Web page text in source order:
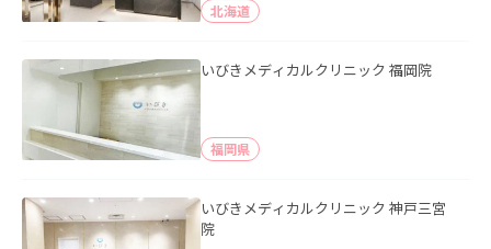
北海道
いびきメディカルクリニック 福岡院
福岡県
いびきメディカルクリニック 神戸三宮
院